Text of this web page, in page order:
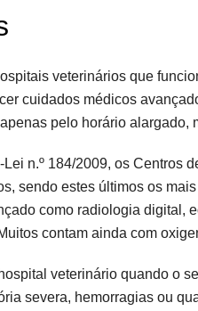
veterinários que
cuidados médicos
pelo horário alargado,
n.º 184/2009, os Centros
sendo estes últimos os
como radiologia digital,
contam ainda com
veterinário quando o
severa, hemorragias ou